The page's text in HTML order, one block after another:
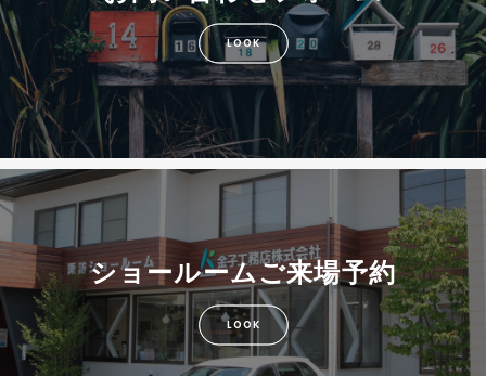
LOOK
ショールームご来場予約
LOOK